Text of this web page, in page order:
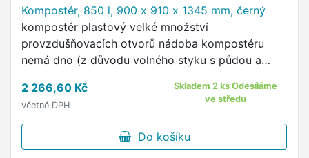
Kompostér, 850 l, 900 x 910 x 1345 mm, černý
kompostér plastový velké množství
provzdušňovacích otvorů nádoba kompostéru
nemá dno (z důvodu volného styku s půdou a
vrchním poklopu pro jednodušší …
2 266,60 Kč
včetně DPH
Skladem 2 ks Odesíláme
ve středu
Do košíku